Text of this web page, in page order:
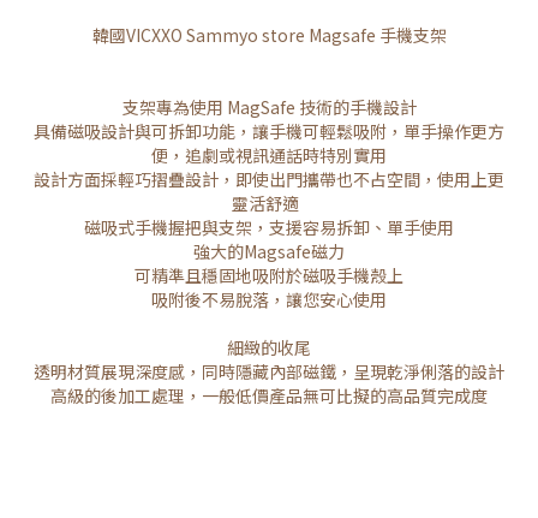
韓國VICXXO Sammyo store Magsafe 手機支架
支架專為使用 MagSafe 技術的手機設計
具備磁吸設計與可拆卸功能，讓手機可輕鬆吸附，單手操作更方
便，追劇或視訊通話時特別實用
設計方面採輕巧摺疊設計，即使出門攜帶也不占空間，使用上更
靈活舒適
磁吸式手機握把與支架，支援容易拆卸、單手使用
強大的Magsafe磁力
可精準且穩固地吸附於磁吸手機殼上
吸附後不易脫落，讓您安心使用
細緻的收尾
透明材質展現深度感，同時隱藏內部磁鐵，呈現乾淨俐落的設計
高級的後加工處理，一般低價產品無可比擬的高品質完成度